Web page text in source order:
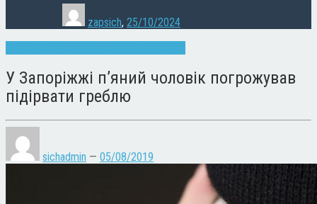
zapsich, 25/10/2024
У Запоріжжі п’яний чоловік погрожував
підірвати греблю
sichadmin — 05/08/2019